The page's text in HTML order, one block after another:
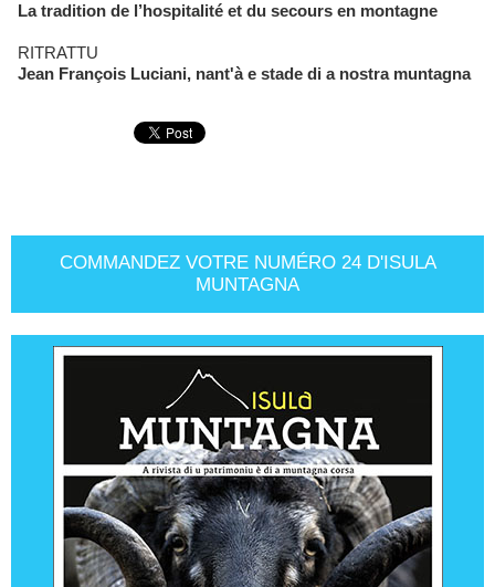
La tradition de l’hospitalité et du secours en montagne
RITRATTU
Jean François Luciani, nant'à e stade di a nostra muntagna
COMMANDEZ VOTRE NUMÉRO 24 D'ISULA
MUNTAGNA